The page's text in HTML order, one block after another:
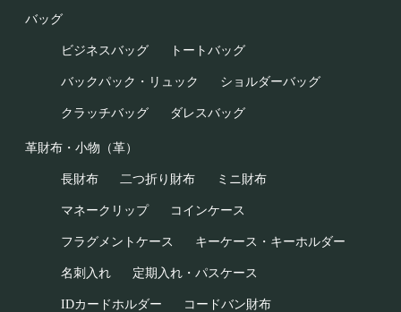
バッグ
ビジネスバッグ トートバッグ
バックパック・リュック ショルダーバッグ
クラッチバッグ ダレスバッグ
革財布・小物（革）
長財布 二つ折り財布 ミニ財布
マネークリップ コインケース
フラグメントケース キーケース・キーホルダー
名刺入れ 定期入れ・パスケース
IDカードホルダー コードバン財布